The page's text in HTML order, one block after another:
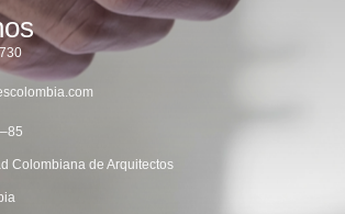
Colombiana de Arquitectos